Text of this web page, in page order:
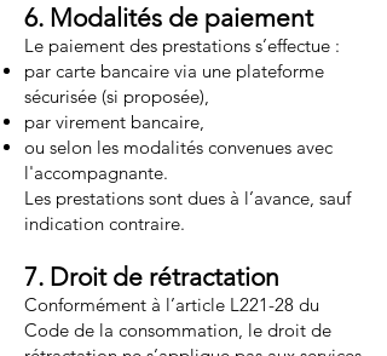
6. Modalités de paiement
Le paiement des prestations s’effectue :
par carte bancaire via une plateforme
sécurisée (si proposée),
par virement bancaire,
ou selon les modalités convenues avec
l'accompagnante.
Les prestations sont dues à l’avance, sauf
indication contraire.
7. Droit de rétractation
Conformément à l’article L221-28 du
Code de la consommation, le droit de